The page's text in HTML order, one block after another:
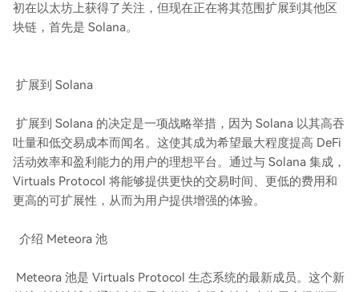
初在以太坊上获得了关注，但现在正在将其范围扩展到其他区
块链，首先是 Solana。
扩展到 Solana
扩展到 Solana 的决定是一项战略举措，因为 Solana 以其高吞
吐量和低交易成本而闻名。这使其成为希望最大程度提高 DeFi
活动效率和盈利能力的用户的理想平台。通过与 Solana 集成，
Virtuals Protocol 将能够提供更快的交易时间、更低的费用和
更高的可扩展性，从而为用户提供增强的体验。
介绍 Meteora 池
Meteora 池是 Virtuals Protocol 生态系统的最新成员。这个新